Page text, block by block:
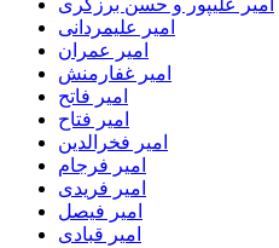
امیر علیمردانی
امیر عمران
امیر غفارمنش
امیر فاتح
امیر فتاح
امیر فخرالدین
امیر فرجام
امیر فریدی
امیر فیصل
امیر قبادی